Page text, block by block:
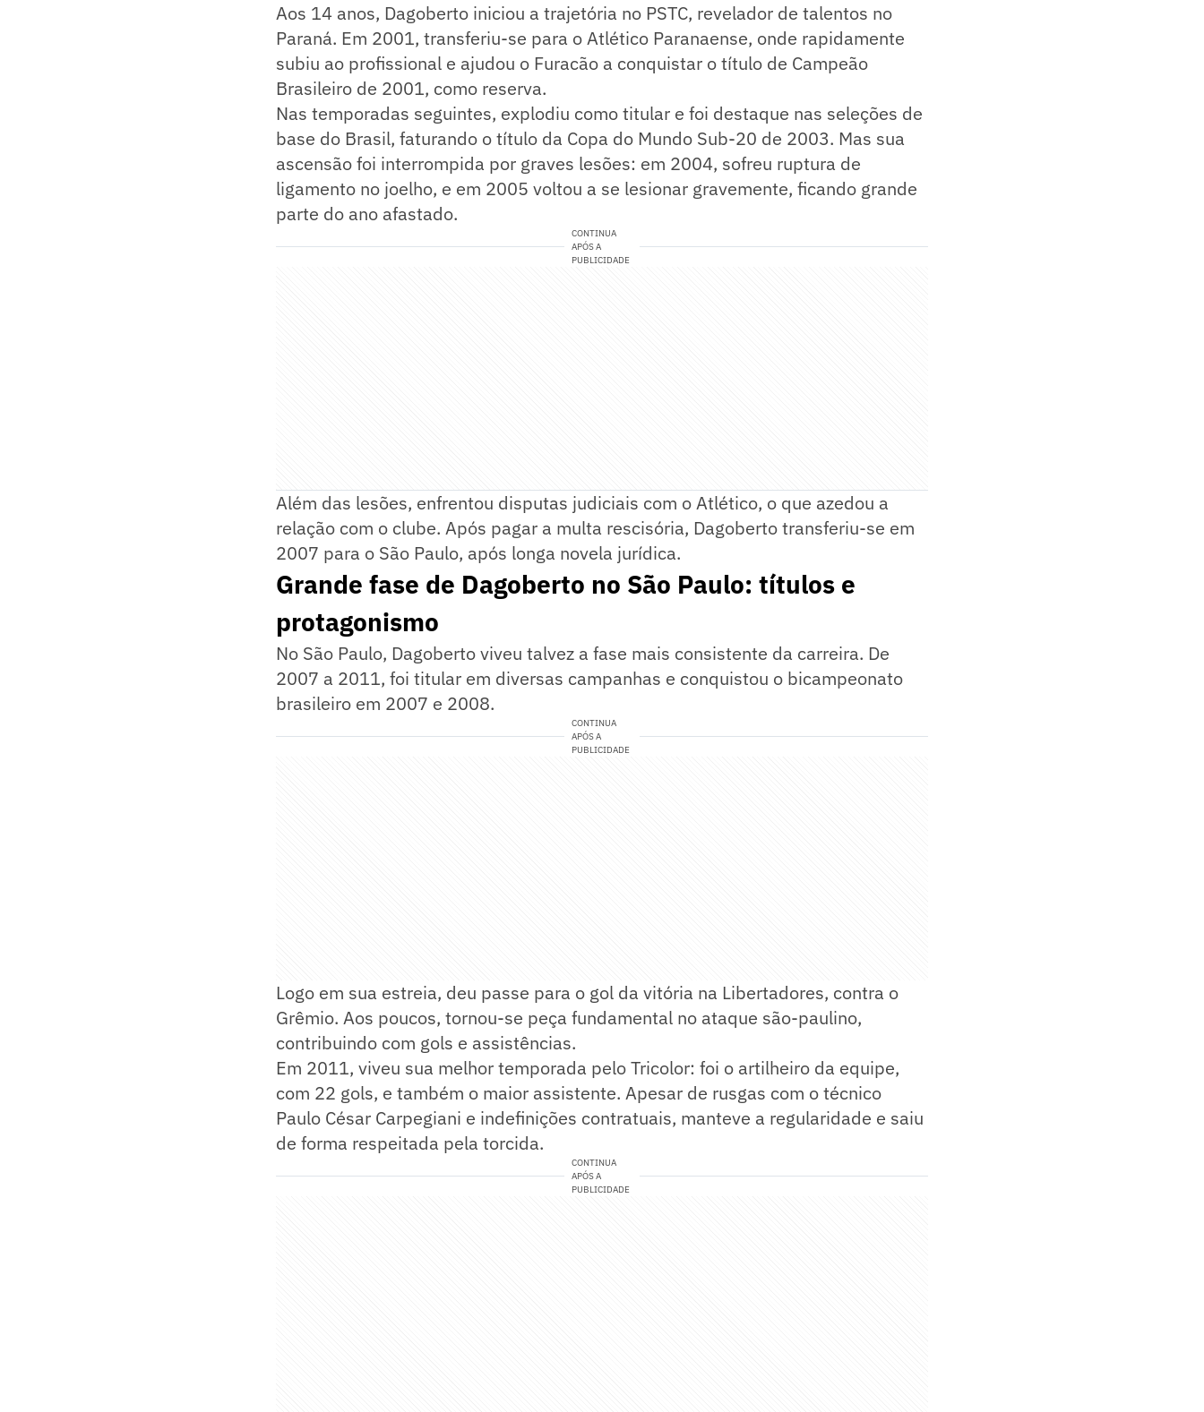
Aos 14 anos, Dagoberto iniciou a trajetória no PSTC, revelador de talentos no
Paraná. Em 2001, transferiu-se para o Atlético Paranaense, onde rapidamente
subiu ao profissional e ajudou o Furacão a conquistar o título de Campeão
Brasileiro de 2001, como reserva.
Nas temporadas seguintes, explodiu como titular e foi destaque nas seleções de
base do Brasil, faturando o título da Copa do Mundo Sub-20 de 2003. Mas sua
ascensão foi interrompida por graves lesões: em 2004, sofreu ruptura de
ligamento no joelho, e em 2005 voltou a se lesionar gravemente, ficando grande
parte do ano afastado.
CONTINUA
APÓS A
PUBLICIDADE
Além das lesões, enfrentou disputas judiciais com o Atlético, o que azedou a
relação com o clube. Após pagar a multa rescisória, Dagoberto transferiu-se em
2007 para o São Paulo, após longa novela jurídica.
Grande fase de Dagoberto no São Paulo: títulos e
protagonismo
No São Paulo, Dagoberto viveu talvez a fase mais consistente da carreira. De
2007 a 2011, foi titular em diversas campanhas e conquistou o bicampeonato
brasileiro em 2007 e 2008.
CONTINUA
APÓS A
PUBLICIDADE
Logo em sua estreia, deu passe para o gol da vitória na Libertadores, contra o
Grêmio. Aos poucos, tornou-se peça fundamental no ataque são-paulino,
contribuindo com gols e assistências.
Em 2011, viveu sua melhor temporada pelo Tricolor: foi o artilheiro da equipe,
com 22 gols, e também o maior assistente. Apesar de rusgas com o técnico
Paulo César Carpegiani e indefinições contratuais, manteve a regularidade e saiu
de forma respeitada pela torcida.
CONTINUA
APÓS A
PUBLICIDADE